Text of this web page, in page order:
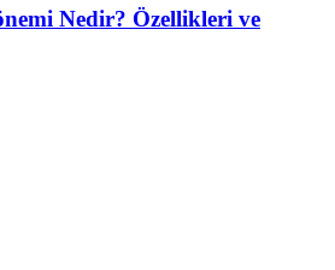
Nedir? Özellikleri ve